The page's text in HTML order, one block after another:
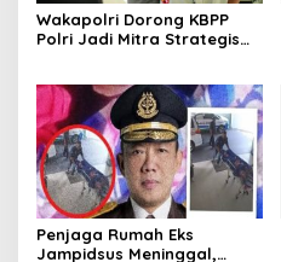
Wakapolri Dorong KBPP
Polri Jadi Mitra Strategis
Penjaga Rumah Eks
Jampidsus Meninggal,